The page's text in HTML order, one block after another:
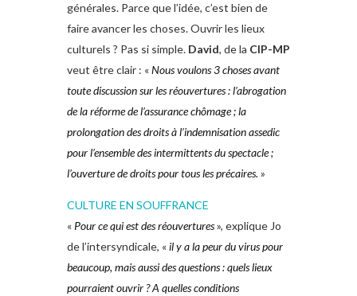
générales. Parce que l’idée, c’est bien de
faire avancer les choses. Ouvrir les lieux
culturels ? Pas si simple. David, de la CIP-MP
veut être clair : «Nous voulons 3 choses avant
toute discussion sur les réouvertures : l’abrogation
de la réforme de l’assurance chômage ; la
prolongation des droits à l’indemnisation assedic
pour l’ensemble des intermittents du spectacle ;
l’ouverture de droits pour tous les précaires. »
CULTURE EN SOUFFRANCE
« Pour ce qui est des réouvertures», explique Jo
de l’intersyndicale, «il y a la peur du virus pour
beaucoup, mais aussi des questions : quels lieux
pourraient ouvrir ? A quelles conditions